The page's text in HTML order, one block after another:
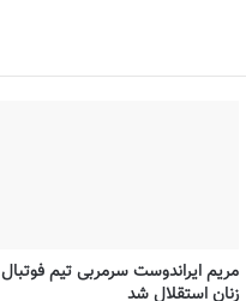
مریم ایراندوست سرمربی تیم فوتبال
زنان استقلال شد